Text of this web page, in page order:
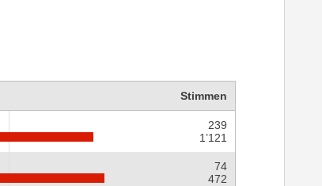
Stimmen
239
1’121
74
472